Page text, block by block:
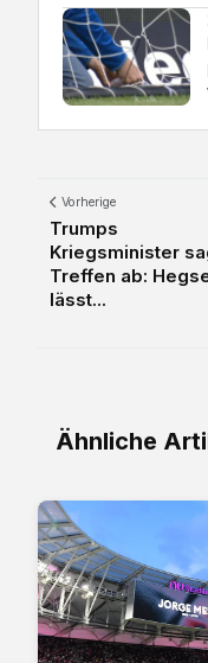
Vorherige
Trumps
Kriegsminister
Treffen ab:
lässt...
Ähnliche